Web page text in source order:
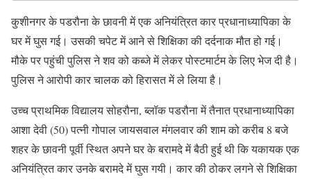
कुशीनगर के पडरौना के छावनी में एक अनियंत्रित कार प्रधानाध्यापिका के
घर में घुस गई। उसकी चपेट में आने से शिक्षिका की दर्दनाक मौत हो गई।
मौके पर पहुंची पुलिस ने शव को कब्जे में लेकर पोस्टमार्टम के लिए भेज दी है।
पुलिस ने आरोपी कार चालक को हिरासत में ले लिया है।
उच्च प्राथमिक विद्यालय सोहरौना, ब्लॉक पडरौना में तैनात प्रधानाध्यापिका
आशा देवी (50) पत्नी गोपाल जायसवाल मंगलवार की शाम को करीब 8 बजे
शहर के छावनी पूर्वी स्थित अपने घर के बरामदे में बैठी हुई थी कि यकायक एक
अनियंत्रित कार उनके बरामदे में घुस गयी। कार की ठोकर लगने से शिक्षिका